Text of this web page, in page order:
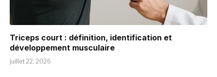
Triceps court : définition, identification et
développement musculaire
juillet 22, 2026